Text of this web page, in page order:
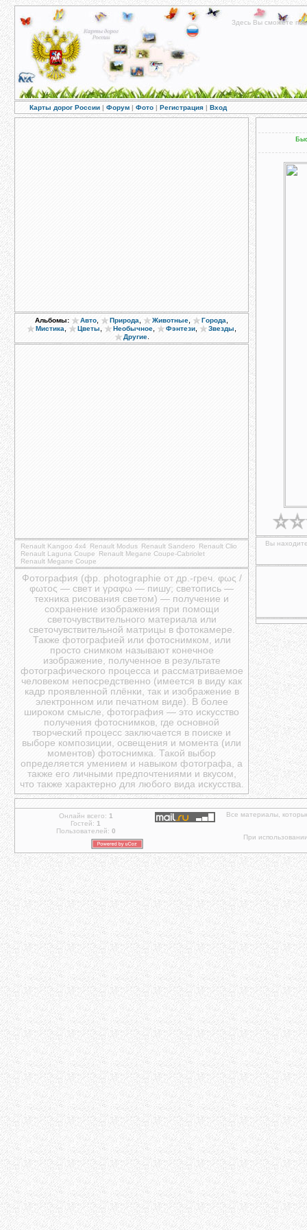
Здесь Вы сможете
Карты дорог России | Форум | Фото | Регистрация | Вход
Альбомы: Авто Природа Животные Города
Мистика Цветы Необычное Фэнтези Звезды
Другие.
Renault Kangoo 4x4 Renault Modus Renault Sandero
Renault Clio
Renault Laguna Coupe
Renault Megane Coupe-Cabriolet
Renault Megane Coupe
Фотография (фр. photographie от др.-греч. φως /
φωτος — свет и γραφω — пишу; светопись —
техника рисования светом) — получение и
сохранение изображения при помощи
светочувствительного материала или
светочувствительной матрицы в фотокамере.
Также фотографией или фотоснимком, или
просто снимком называют конечное
изображение, полученное в результате
фотографического процесса и рассматриваемое
человеком непосредственно (имеется в виду как
кадр проявленной плёнки, так и изображение в
электронном или печатном виде). В более
широком смысле, фотография — это искусство
получения фотоснимков, где основной
творческий процесс заключается в поиске и
выборе композиции, освещения и момента (или
моментов) фотоснимка. Такой выбор
определяется умением и навыком фотографа, а
также его личными предпочтениями и вкусом,
что также характерно для любого вида искусства.
Вы
Онлайн всего: 1
Гостей: 1
Пользователей: 0
Все материалы,
При